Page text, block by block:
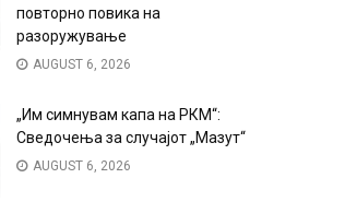
повторно повика на
разоружување
AUGUST 6, 2026
„Им симнувам капа на РКМ“:
Сведочења за случајот „Мазут“
AUGUST 6, 2026